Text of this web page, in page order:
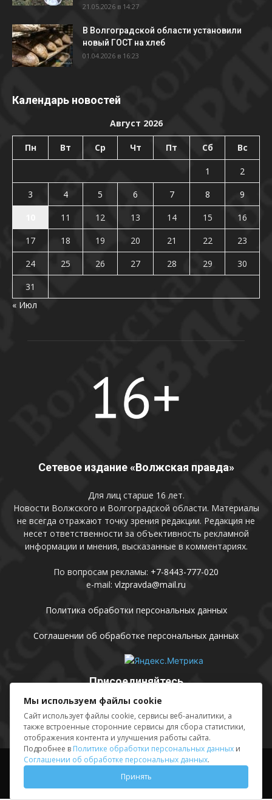
21.05.2026 в 14:27
В Волгоградской области установили
новый ГОСТ на хлеб
01.04.2026 в 16:23
Календарь новостей
Август 2026
Пн Вт Ср Чт Пт Сб Вс
1
2
3
4 5 6 7 8
9
11 12 13 14 15
16
17
18 19 20 21 22
23
24
25 26 27 28 29
30
31
« Июл
Сетевое издание «Волжская правда»
Для лиц старше 16 лет.
Новости Волжского и Волгоградской области. Материалы
не всегда отражают точку зрения редакции. Редакция не
несет ответственности за объективность рекламной
информации и мнения, высказанные в комментариях.
По вопросам рекламы: +7-8443-777-020
e-mail: vlzpravda@mail.ru
Политика обработки персональных данных
Соглашении об обработке персональных данных
Присоединяйтесь
Выходные данные Sing in
© АМУ «Редакция газеты «Волжская правда», 2012-2026
Мы используем файлы cookie
Сайт использует файлы cookie, сервисы веб-аналитики, а
также встроенные сторонние сервисы для сбора статистики,
отображения контента и улучшения работы сайта.
Подробнее в Политике обработки персональных данных и
Соглашении об обработке персональных данных.
Принять